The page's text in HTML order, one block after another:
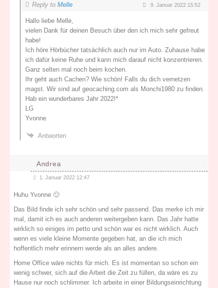
Reply to Melle 9. Januar 2022 15:52
Hallo liebe Melle,
vielen Dank für deinen Besuch über den ich mich sehr gefreut
habe!
Ich höre Hörbücher tatsächlich auch nur im Auto. Zuhause habe
ich dafür keine Ruhe und kann mich darauf nicht konzentrieren.
Ganz selten mal noch beim kochen.
Ihr geht auch Cachen? Wie schön! Falls du dich vernetzen
magst. Wir sind auf geocaching.com als Monchi1980 zu finden.
Hab ein wunderbares Jahr 2022!*
LG
Yvonne
Antworten
Andrea
1. Januar 2022 12:47
Huhu Yvonne 🙂
Das Bild finde ich sehr schön und sehr passend. Das merke ich mir
mal, damit ich es auch anderen weitergeben kann. Das Jahr hatte
wirklich so einiges im petto und schön war es nicht wirklich. Auch
wenn es viele kleine Momente gegeben hat, an die ich mich
hoffentlich mehr erinnern werde als an alles andere.
Home Office wäre nichts für mich. Es ist momentan so schon ein
wenig schwer, sich auf die Arbeit die Zeit zu füllen, da wäre es zu
Hause nur noch schlimmer. Ich arbeite in einer Bildungseinrichtung